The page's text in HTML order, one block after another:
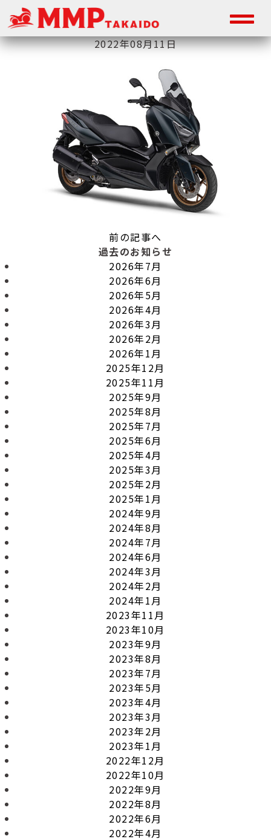
2022年08月11日
前の記事へ
過去のお知らせ
2026年7月
2026年6月
2026年5月
2026年4月
2026年3月
2026年2月
2026年1月
2025年12月
2025年11月
2025年9月
2025年8月
2025年7月
2025年6月
2025年4月
2025年3月
2025年2月
2025年1月
2024年9月
2024年8月
2024年7月
2024年6月
2024年3月
2024年2月
2024年1月
2023年11月
2023年10月
2023年9月
2023年8月
2023年7月
2023年5月
2023年4月
2023年3月
2023年2月
2023年1月
2022年12月
2022年10月
2022年9月
2022年8月
2022年6月
2022年4月